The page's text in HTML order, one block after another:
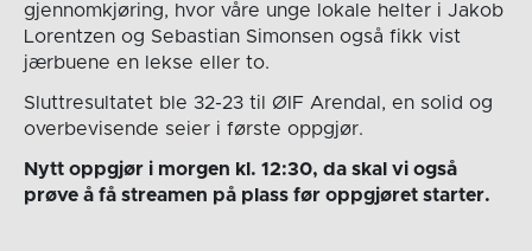
gjennomkjøring, hvor våre unge lokale helter i Jakob
Lorentzen og Sebastian Simonsen også fikk vist
jærbuene en lekse eller to.
Sluttresultatet ble 32-23 til ØIF Arendal, en solid og
overbevisende seier i første oppgjør.
Nytt oppgjør i morgen kl. 12:30, da skal vi også
prøve å få streamen på plass før oppgjøret starter.